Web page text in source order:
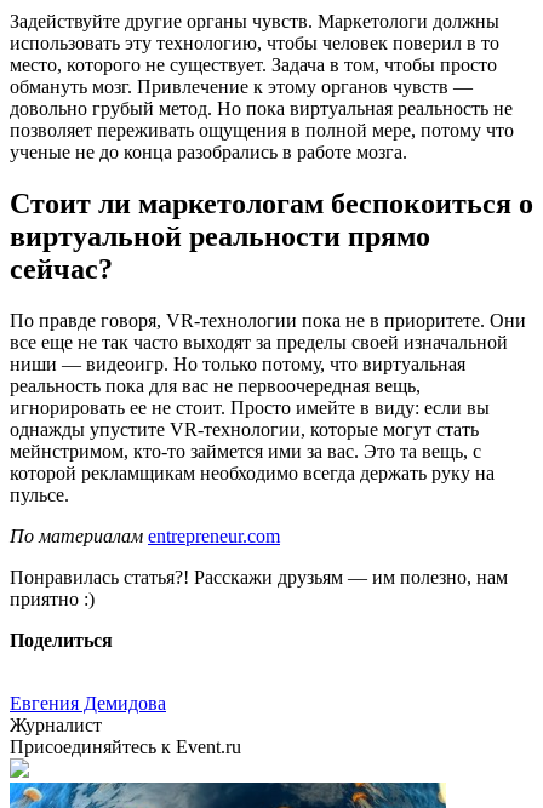
Задействуйте другие органы чувств. Маркетологи должны
использовать эту технологию, чтобы человек поверил в то
место, которого не существует. Задача в том, чтобы просто
обмануть мозг. Привлечение к этому органов чувств —
довольно грубый метод. Но пока виртуальная реальность не
позволяет переживать ощущения в полной мере, потому что
ученые не до конца разобрались в работе мозга.
Стоит ли маркетологам беспокоиться о
виртуальной реальности прямо
сейчас?
По правде говоря, VR-технологии пока не в приоритете. Они
все еще не так часто выходят за пределы своей изначальной
ниши — видеоигр. Но только потому, что виртуальная
реальность пока для вас не первоочередная вещь,
игнорировать ее не стоит. Просто имейте в виду: если вы
однажды упустите VR-технологии, которые могут стать
мейнстримом, кто-то займется ими за вас. Это та вещь, с
которой рекламщикам необходимо всегда держать руку на
пульсе.
По материалам entrepreneur.com
Понравилась статья?! Расскажи друзьям — им полезно, нам
приятно :)
Поделиться
Евгения Демидова
Журналист
Присоединяйтесь к Event.ru